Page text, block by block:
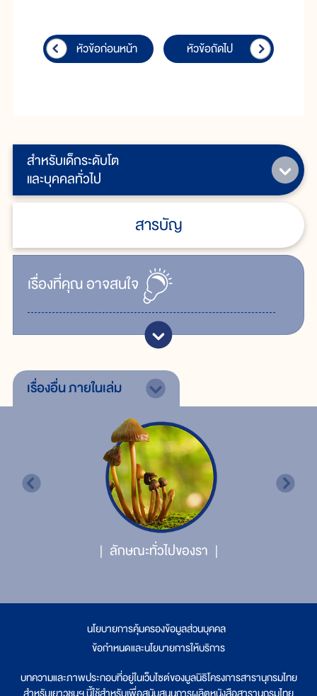
สำหรับเด็กระดับโต
และบุคคลทั่วไป
สารบัญ
เรื่ิองที่คุณอาจสนใจ
หัวข้อก่อนหน้า หัวข้อถัดไป
เรื่องอื่นภายในเล่ม
ลักษณะทั่วไปของรา
นโยบายการคุ้มครองข้อมูลส่วนบุคคล
ข้อกำหนดและนโยบายการให้บริการ
บทความและภาพประกอบที่อยู่ในเว็บไซต์ของมูลนิธิโครงการสารานุกรมไทย